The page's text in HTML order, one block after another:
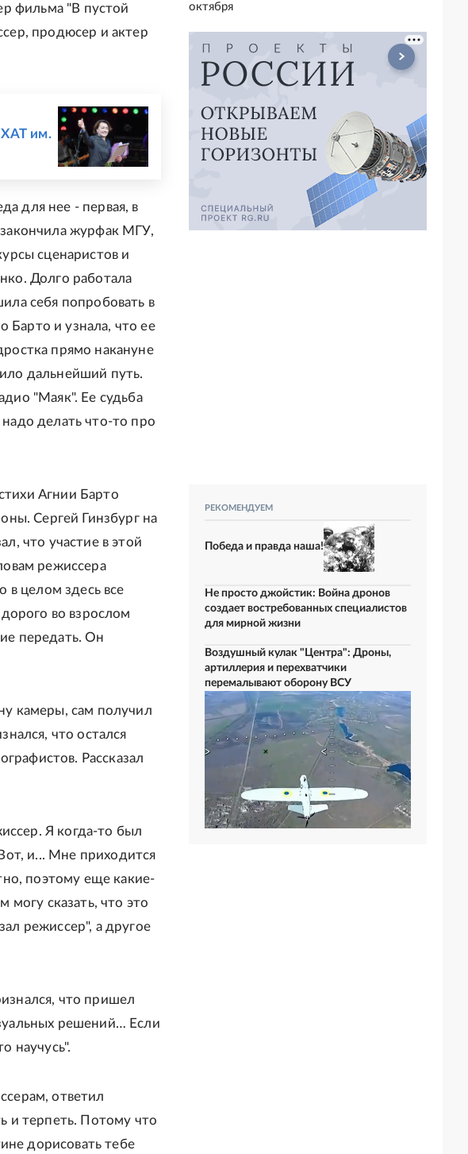
фильма "В пустой
продюсер и актер
им.
для нее - первая, в
журфак МГУ,
сценаристов и
Долго работала
себя попробовать в
Барто и узнала, что ее
прямо накануне
дальнейший путь.
"Маяк". Ее судьба
делать что-то про
Агнии Барто
Сергей Гинзбург на
что участие в этой
режиссера
в целом здесь все
во взрослом
передать. Он
камеры, сам получил
что остался
Рассказал
Я когда-то был
и... Мне приходится
поэтому еще какие-
могу сказать, что это
режиссер", а другое
что пришел
решений… Если
научусь".
ответил
и терпеть. Потому что
дорисовать тебе
октября
РЕКОМЕНДУЕМ
Победа и правда наша!
Не просто джойстик: Война дронов
создает востребованных специалистов
для мирной жизни
Воздушный кулак "Центра": Дроны,
артиллерия и перехватчики
перемалывают оборону ВСУ